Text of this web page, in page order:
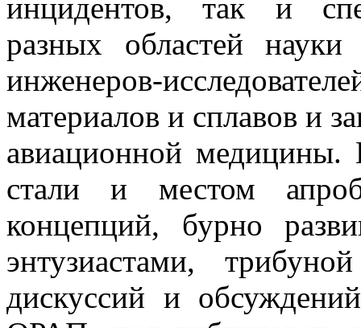
инцидентов, так и
разных областей
инженеров-
материалов и сплавов и
авиационной
стали и местом
концепций, бурно
энтузиастами,
дискуссий и